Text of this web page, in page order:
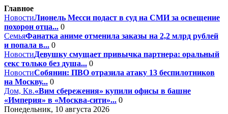
Главное
НовостиЛионель Месси подаст в суд на СМИ за освещение
похорон отца... 0
СемьяФанатка аниме отменила заказы на 2,2 млрд рублей
и попала в... 0
НовостиДевушку смущает привычка партнера: оральный
секс только без душа... 0
НовостиСобянин: ПВО отразила атаку 13 беспилотников
на Москву... 0
Дом, Кв.«Вим сбережения» купили офисы в башне
«Империя» в «Москва-сити»... 0
Понедельник, 10 августа 2026